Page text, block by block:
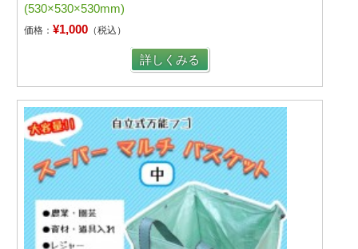
(530×530×530mm)
価格：¥1,000 （税込）
詳しくみる